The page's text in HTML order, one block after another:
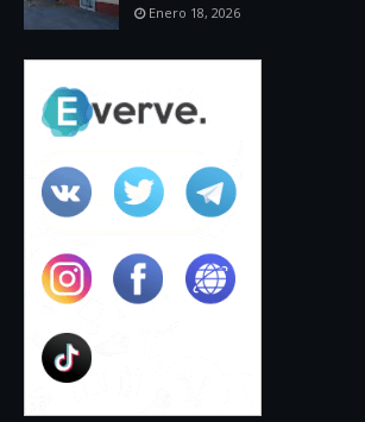
Enero 18, 2026